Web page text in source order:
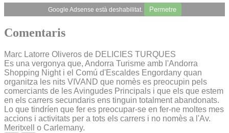
Google Adsense està deshabilitat. Permetre
Comentaris
Marc Latorre Oliveros de DELICIES TURQUES
Es una vergonya que, Andorra Turisme amb l'Andorra
Shopping Night i el Comú d'Escaldes Engordany quan
organitza les nits VIVAND que nomès es preocupin pels
comerciants de les Avingudes Principals i que els que estem
en els carrers secundaris ens tinguin totalment abandonats.
Lo que tindríen que fer es preocupar-se en fer-ne moltes mes
accions i activitats per a tots els carrers i no nomès a l'Av.
Meritxell o Carlemany.